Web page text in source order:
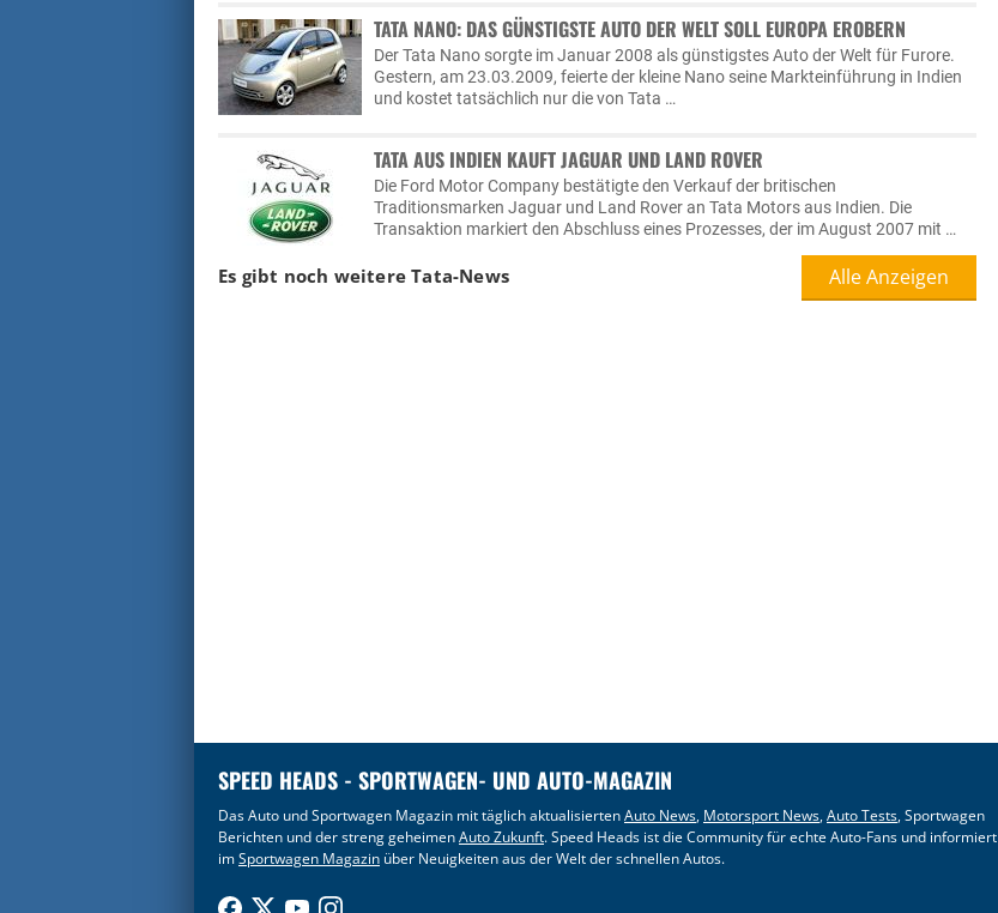
TATA NANO: DAS GÜNSTIGSTE AUTO DER WELT SOLL EUROPA EROBERN
Der Tata Nano sorgte im Januar 2008 als günstigstes Auto der Welt für Furore.
Gestern, am 23.03.2009, feierte der kleine Nano seine Markteinführung in Indien
und kostet tatsächlich nur die von Tata …
TATA AUS INDIEN KAUFT JAGUAR UND LAND ROVER
Die Ford Motor Company bestätigte den Verkauf der britischen
Traditionsmarken Jaguar und Land Rover an Tata Motors aus Indien. Die
Transaktion markiert den Abschluss eines Prozesses, der im August 2007 mit …
Es gibt noch weitere Tata-News Alle Anzeigen
SPEED HEADS - SPORTWAGEN- UND AUTO-MAGAZIN
Das Auto und Sportwagen Magazin mit täglich aktualisiertenAuto News, Motorsport News,Auto Tests, Sportwagen
Berichten und der streng geheimenAuto Zukunft. Speed Heads ist die Community für echte Auto-Fans und informiert
imSportwagen Magazin über Neuigkeiten aus der Welt der schnellen Autos.